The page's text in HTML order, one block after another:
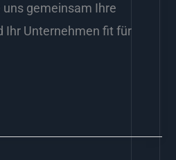
gemeinsam Ihre
Ihr Unternehmen fit für